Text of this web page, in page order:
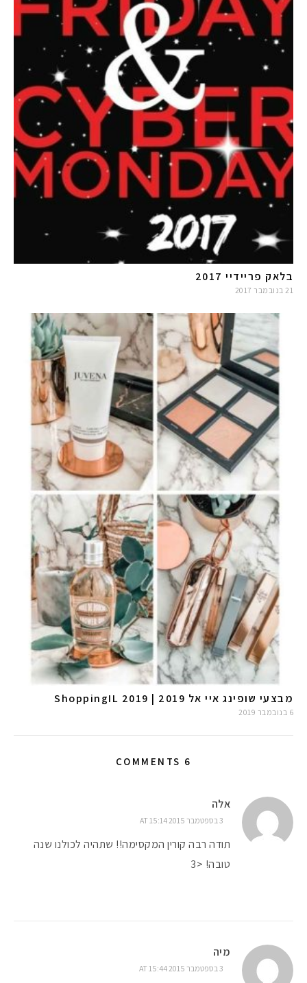
בלאק פריידיי 2017
21 בנובמבר 2017
מבצעי שופינג איי אל 2019 | ShoppingIL 2019
6 בנובמבר 2019
6 COMMENTS
אלה
3 בספטמבר 2015 AT 15:14
תודה רבה קורין המקסימה!! שתהיה לכולנו שנה
טובה! <3
מיה
3 בספטמבר 2015 AT 15:44